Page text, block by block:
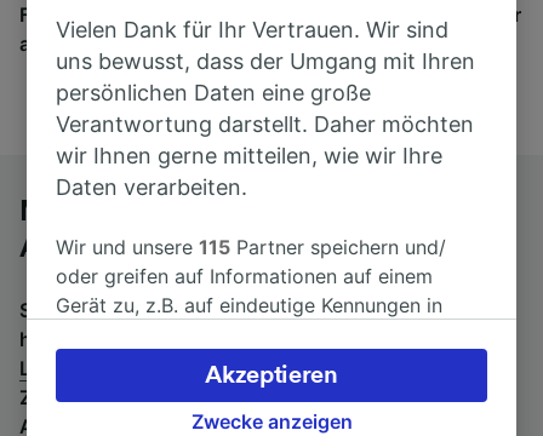
Finden Sie hier Fahrkarten für Verbindungen von mehr
als 170 Bahn- und Busunternehmen.
Mit dem Fernbus von Lennestadt-
Altenhundem nach Düsseldorf Hbf
Suchen Sie nach einem Rückfahrtticket? Dann bitte
hier entlang:
Lennestadt-Altenhundem.Wenn Sie lieber mit dem
Zug fahren, prüfen Sie dieZüge von Lennestadt-
Altenhundem bis Düsseldorf Hbf.
Vielen Dank für Ihr Vertrauen. Wir sind
uns bewusst, dass der Umgang mit Ihren
persönlichen Daten eine große
Verantwortung darstellt. Daher möchten
wir Ihnen gerne mitteilen, wie wir Ihre
Daten verarbeiten.
Wir und unsere115 Partner speichern und/
oder greifen auf Informationen auf einem
Gerät zu, z.B. auf eindeutige Kennungen in
verarbeiten. Sie können Ihre Präferenzen
akzeptieren oder verwalten, einschließlich
Ihres Widerspruchsrechts bei berechtigtem
Zwecke anzeigen
Akzeptieren